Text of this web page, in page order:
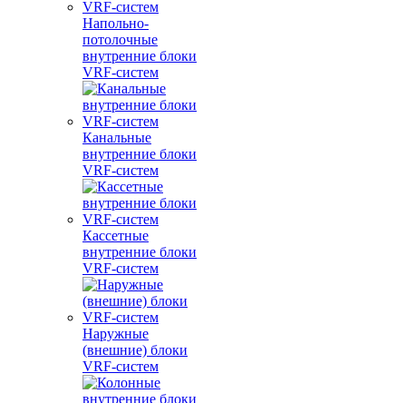
Напольно-
потолочные
внутренние блоки
VRF-систем
Канальные
внутренние блоки
VRF-систем
Кассетные
внутренние блоки
VRF-систем
Наружные
(внешние) блоки
VRF-систем